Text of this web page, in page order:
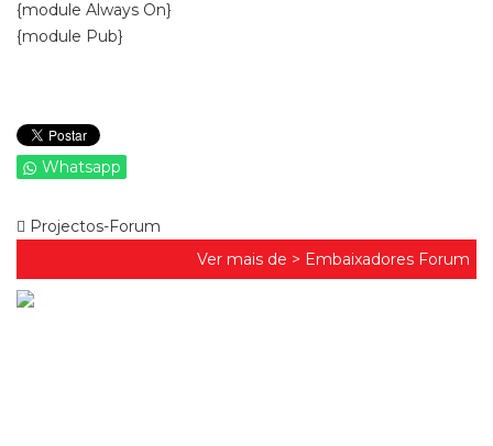
{module Always On}
{module Pub}
Whatsapp
Projectos-Forum
Ver mais de > Embaixadores Forum